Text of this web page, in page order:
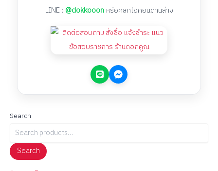
LINE : @dokkooon หรือคลิกไอคอนด้านล่าง
Search
Search